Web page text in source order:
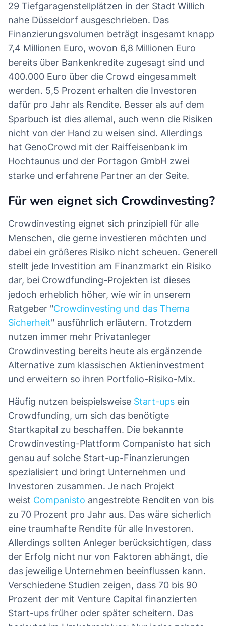
29 Tiefgaragenstellplätzen in der Stadt Willich
nahe Düsseldorf ausgeschrieben. Das
Finanzierungsvolumen beträgt insgesamt knapp
7,4 Millionen Euro, wovon 6,8 Millionen Euro
bereits über Bankenkredite zugesagt sind und
400.000 Euro über die Crowd eingesammelt
werden. 5,5 Prozent erhalten die Investoren
dafür pro Jahr als Rendite. Besser als auf dem
Sparbuch ist dies allemal, auch wenn die Risiken
nicht von der Hand zu weisen sind. Allerdings
hat GenoCrowd mit der Raiffeisenbank im
Hochtaunus und der Portagon GmbH zwei
starke und erfahrene Partner an der Seite.
Für wen eignet sich Crowdinvesting?
Crowdinvesting eignet sich prinzipiell für alle
Menschen, die gerne investieren möchten und
dabei ein größeres Risiko nicht scheuen. Generell
stellt jede Investition am Finanzmarkt ein Risiko
dar, bei Crowdfunding-Projekten ist dieses
jedoch erheblich höher, wie wir in unserem
Ratgeber "Crowdinvesting und das Thema
Sicherheit" ausführlich erläutern. Trotzdem
nutzen immer mehr Privatanleger
Crowdinvesting bereits heute als ergänzende
Alternative zum klassischen Aktieninvestment
und erweitern so ihren Portfolio-Risiko-Mix.
Häufig nutzen beispielsweise Start-ups ein
Crowdfunding, um sich das benötigte
Startkapital zu beschaffen. Die bekannte
Crowdinvesting-Plattform Companisto hat sich
genau auf solche Start-up-Finanzierungen
spezialisiert und bringt Unternehmen und
Investoren zusammen. Je nach Projekt
weist Companisto angestrebte Renditen von bis
zu 70 Prozent pro Jahr aus. Das wäre sicherlich
eine traumhafte Rendite für alle Investoren.
Allerdings sollten Anleger berücksichtigen, dass
der Erfolg nicht nur von Faktoren abhängt, die
das jeweilige Unternehmen beeinflussen kann.
Verschiedene Studien zeigen, dass 70 bis 90
Prozent der mit Venture Capital finanzierten
Start-ups früher oder später scheitern. Das